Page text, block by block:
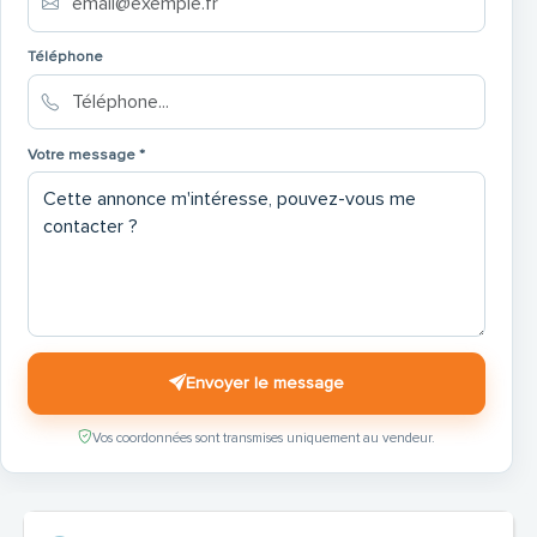
Facile à manœuvrer
Bon état général
Prêt à naviguer
Téléphone
Votre message *
Envoyer le message
Vos coordonnées sont transmises uniquement au vendeur.